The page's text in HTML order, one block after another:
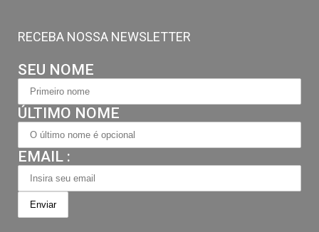
RECEBA NOSSA NEWSLETTER
SEU NOME
ÚLTIMO NOME
EMAIL :